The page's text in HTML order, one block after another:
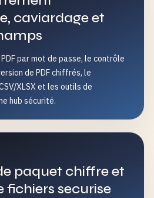
caviardage et
par mot de passe, le contrôle
de PDF chiffrés, le
XLSX et les outils de
hub sécurité.
paquet chiffre et
fichiers securise